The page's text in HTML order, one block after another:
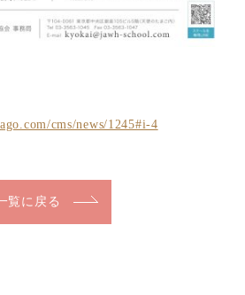
cms/news/1245#i-4
覧に戻る